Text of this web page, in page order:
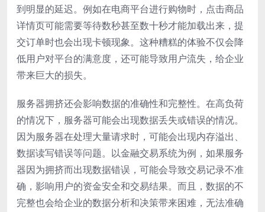
到明显的延迟。例如在电商平台进行购物时，点击商品
详情页可能需要等待数秒甚至数十秒才能加载出来，提
交订单时也会出现卡顿现象。这种糟糕的体验不仅会降
低用户对平台的满意度，还可能导致用户流失，给企业
带来巨大的损失。
服务器拥挤还会影响数据的准确性和完整性。在高负荷
的情况下，服务器可能会出现数据丢失或错误的情况。
因为服务器在处理大量请求时，可能会出现内存溢出、
数据读写错误等问题。以金融交易系统为例，如果服务
器因为拥挤而出现数据错误，可能会导致交易记录不准
确，影响用户的资金安全和交易结果。而且，数据的不
完整也会给企业的数据分析和决策带来困难，无法准确